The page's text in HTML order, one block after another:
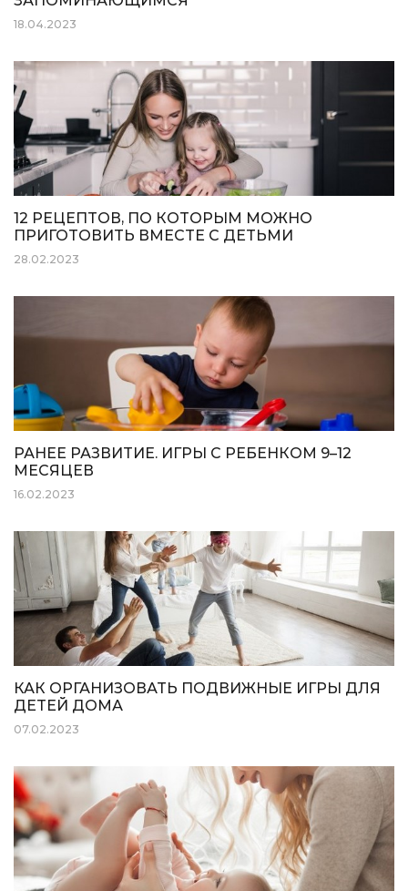
18.04.2023
12 РЕЦЕПТОВ, ПО КОТОРЫМ МОЖНО
ПРИГОТОВИТЬ ВМЕСТЕ С ДЕТЬМИ
28.02.2023
РАНЕЕ РАЗВИТИЕ. ИГРЫ С РЕБЕНКОМ 9–12
МЕСЯЦЕВ
16.02.2023
КАК ОРГАНИЗОВАТЬ ПОДВИЖНЫЕ ИГРЫ ДЛЯ
ДЕТЕЙ ДОМА
07.02.2023